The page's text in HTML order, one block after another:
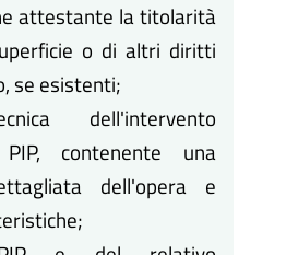
attestante la titolarità
o di altri diritti
se esistenti;
dell'intervento
contenente una
dell'opera e